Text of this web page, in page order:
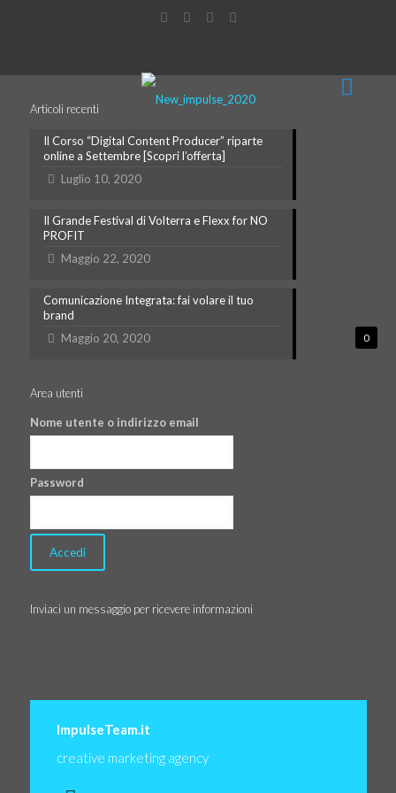
Articoli recenti
Il Corso “Digital Content Producer” riparte
online a Settembre [Scopri l’offerta]
Luglio 10, 2020
Il Grande Festival di Volterra e Flexx for NO
PROFIT
Maggio 22, 2020
0
Comunicazione Integrata: fai volare il tuo
brand
Maggio 20, 2020
Area utenti
Nome utente o indirizzo email
Password
Inviaci un messaggio per ricevere informazioni
ImpulseTeam.it
creative marketing agency